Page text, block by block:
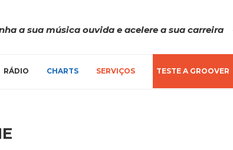
a sua música ouvida e acelere a sua carreira
RÁDIO CHARTS SERVIÇOS TESTE A GROOVER